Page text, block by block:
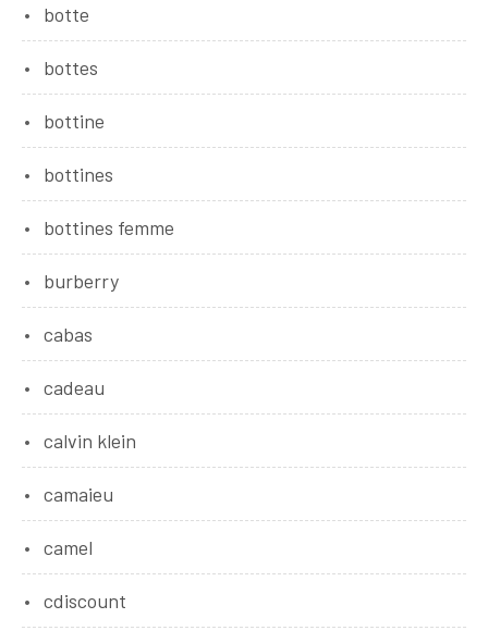
botte
bottes
bottine
bottines
bottines femme
burberry
cabas
cadeau
calvin klein
camaieu
camel
cdiscount